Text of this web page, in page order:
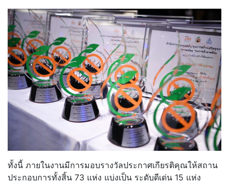
ทั้งนี้ ภายในงานมีการมอบรางวัลประกาศเกียรติคุณให้สถาน
ประกอบการทั้งสิ้น 73 แห่ง แบ่งเป็น ระดับดีเด่น 15 แห่ง